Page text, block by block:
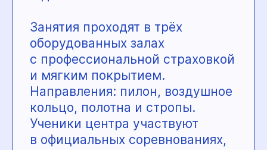
ознакомительные встречи для
родителей и детей.